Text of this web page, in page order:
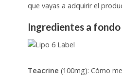
que vayas a adquirir el
Ingredientes a fondo
Teacrine (100mg): Cómo